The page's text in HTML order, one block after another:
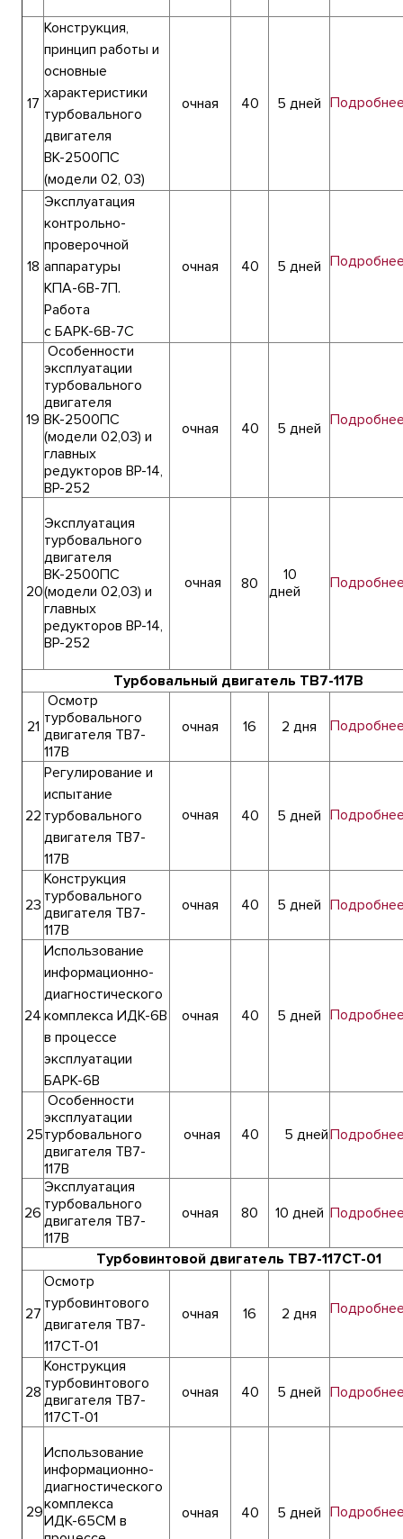
17
Конструкция,
принцип работы и
основные
характеристики
турбовального
двигателя
ВК-2500ПС
(модели 02, 03)
очная 40 5 дней
18
Эксплуатация
контрольно-
проверочной
аппаратуры
КПА-6В-7П.
Работа
с БАРК-6В-7С
очная 40 5 дней
19
Особенности
эксплуатации
турбовального
двигателя
ВК-2500ПС
(модели 02,03) и
главных
редукторов ВР-14,
ВР-252
очная 40 5 дней
20
Эксплуатация
турбовального
двигателя
ВК-2500ПС
(модели 02,03) и
главных
редукторов ВР-14,
ВР-252
очная 80
10
дней
Турбовальный двигатель ТВ7-117В
21
Осмотр
турбовального
двигателя ТВ7-
117В
очная 16 2 дня
22
Регулирование и
испытание
турбовального
двигателя ТВ7-
117В
очная 40 5 дней
23
Конструкция
турбовального
двигателя ТВ7-
117В
очная 40 5 дней
24
Использование
информационно-
диагностического
комплекса ИДК-6В
в процессе
эксплуатации
БАРК-6В
очная 40 5 дней
25
Особенности
эксплуатации
турбовального
двигателя ТВ7-
117В
очная 40 5 дней
26
Эксплуатация
турбовального
двигателя ТВ7-
117В
очная 80 10 дней
Турбовинтовой двигатель ТВ7-117СТ-01
27
Осмотр
турбовинтового
двигателя ТВ7-
117СТ-01
очная 16 2 дня
28
Конструкция
турбовинтового
двигателя ТВ7-
117СТ-01
очная 40 5 дней
29
Использование
информационно-
диагностического
комплекса
ИДК-65СМ в
очная 40 5 дней